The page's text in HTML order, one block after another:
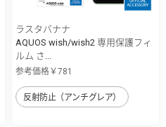
ラスタバナナ
AQUOS wish/wish2 専用保護フィ
ルム さ...
参考価格￥781
反射防止（アンチグレア）